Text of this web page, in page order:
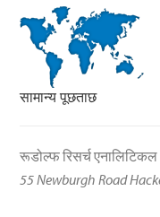
सामान्य पूछताछ
रूडोल्फ रिसर्च एनालिटिकल
55 Newburgh Road